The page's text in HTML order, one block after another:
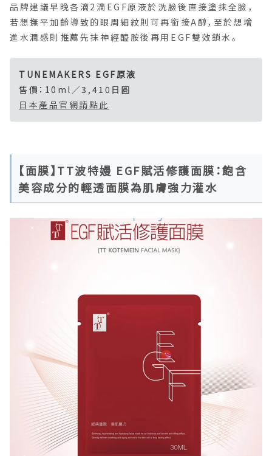
品牌建議早晚各滴2滴EGF原液於洗臉後直接塗抹全臉，
若想撫平加齡導致的眼周細紋則可再銜接A醇，至於想增
進水潤感則推薦先抹神經醯胺後再用EGF雙效鎖水。
TUNEMAKERS EGF原液
售價：10ml／3,410日圓
日本產品官網請點此
【面膜】TT波特嫚 EGF賦活修護面膜：飽含
美容成分的輕透面膜為肌膚強力灌水